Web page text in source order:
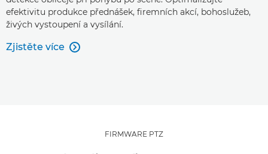
efektivitu produkce přednášek, firemních akcí, bohoslužeb,
živých vystoupení a vysílání.
Zjistěte více 
FIRMWARE PTZ